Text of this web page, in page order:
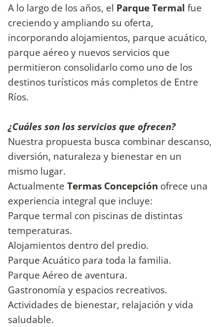
A lo largo de los años, el Parque Termal fue
creciendo y ampliando su oferta,
incorporando alojamientos, parque acuático,
parque aéreo y nuevos servicios que
permitieron consolidarlo como uno de los
destinos turísticos más completos de Entre
Ríos.
¿Cuáles son los servicios que ofrecen?
Nuestra propuesta busca combinar descanso,
diversión, naturaleza y bienestar en un
mismo lugar.
Actualmente Termas Concepción ofrece una
experiencia integral que incluye:
Parque termal con piscinas de distintas
temperaturas.
Alojamientos dentro del predio.
Parque Acuático para toda la familia.
Parque Aéreo de aventura.
Gastronomía y espacios recreativos.
Actividades de bienestar, relajación y vida
saludable.